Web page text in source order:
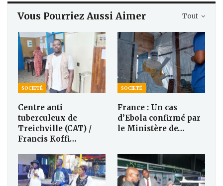
Tout
Vous Pourriez Aussi Aimer
SOCIETÉ
Centre anti
tuberculeux de
Treichville (CAT) /
Francis Koffi…
SOCIETÉ
France : Un cas
d’Ebola confirmé par
le Ministère de…